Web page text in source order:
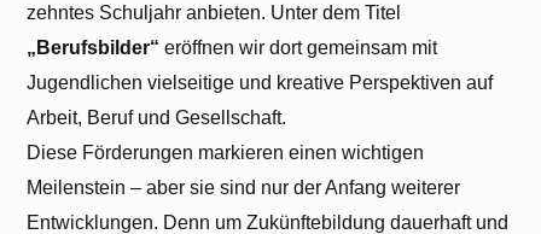
zehntes Schuljahr anbieten. Unter dem Titel
„Berufsbilder“ eröffnen wir dort gemeinsam mit
Jugendlichen vielseitige und kreative Perspektiven auf
Arbeit, Beruf und Gesellschaft.
Diese Förderungen markieren einen wichtigen
Meilenstein – aber sie sind nur der Anfang weiterer
Entwicklungen. Denn um Zukünftebildung dauerhaft und